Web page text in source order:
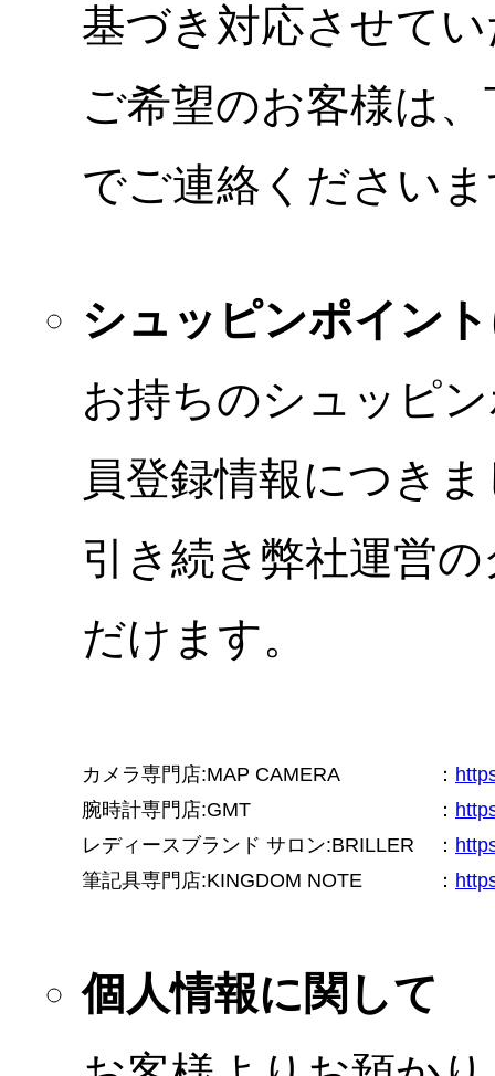
基づき対応させて
ご希望のお客様は
でご連絡ください
シュッピンポイン
お持ちのシュッピ
員登録情報につき
引き続き弊社運営
だけます。
カメラ専門店:MAP CAMERA ：
腕時計専門店:GMT
：
レディースブランド サロン:BRILLER
：
筆記具専門店:KINGDOM NOTE
：
個人情報に関して